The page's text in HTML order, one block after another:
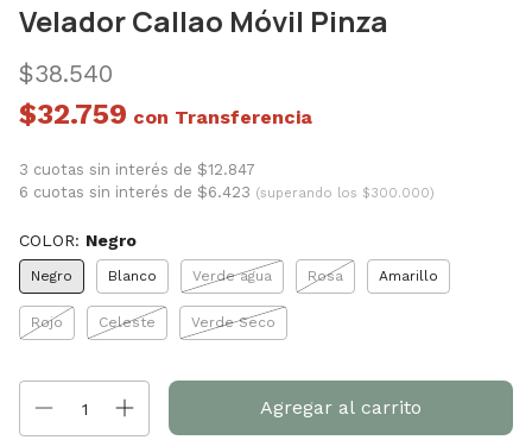
Velador Callao Móvil Pinza
$38.540
$32.759 con
3 cuotas sin interés de $12.847
6 cuotas sin interés de $6.423 (superando los $300.000)
COLOR: Negro
Negro Blanco Verde agua Rosa Amarillo
Rojo Celeste Verde Seco